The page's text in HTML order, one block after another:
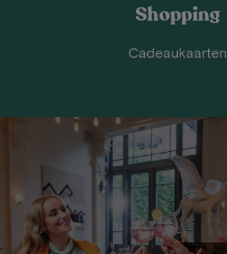
Shopping
Cadeaukaarten